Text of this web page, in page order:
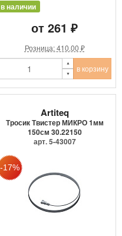
в наличии
от 261 ₽
Розница: 410.00 ₽
в корзину
Artiteq
Тросик Твистер МИКРО 1мм
150см 30.22150
арт. 5-43007